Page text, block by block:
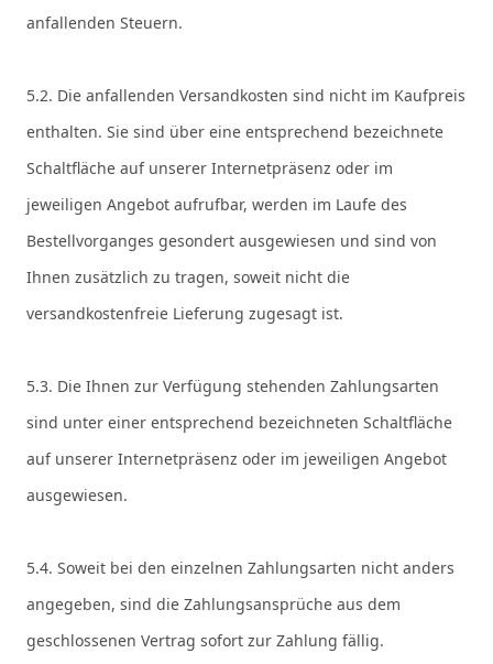
anfallenden Steuern.
5.2. Die anfallenden Versandkosten sind nicht im Kaufpreis
enthalten. Sie sind über eine entsprechend bezeichnete
Schaltfläche auf unserer Internetpräsenz oder im
jeweiligen Angebot aufrufbar, werden im Laufe des
Bestellvorganges gesondert ausgewiesen und sind von
Ihnen zusätzlich zu tragen, soweit nicht die
versandkostenfreie Lieferung zugesagt ist.
5.3. Die Ihnen zur Verfügung stehenden Zahlungsarten
sind unter einer entsprechend bezeichneten Schaltfläche
auf unserer Internetpräsenz oder im jeweiligen Angebot
ausgewiesen.
5.4. Soweit bei den einzelnen Zahlungsarten nicht anders
angegeben, sind die Zahlungsansprüche aus dem
geschlossenen Vertrag sofort zur Zahlung fällig.